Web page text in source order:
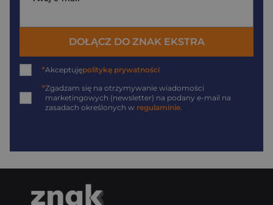
DOŁĄCZ DO ZNAK EKSTRA
*Akceptujępolitykę prywatności
*Zgadzam się na otrzymywanie wiadomości
marketingowych (newsletter) na podany e-mail na
zasadach określonych w regulaminie